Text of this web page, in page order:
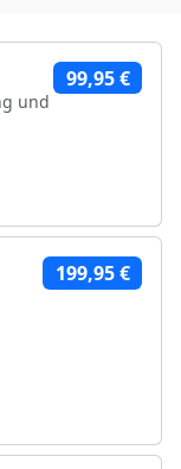
und
99,95 €
199,95 €